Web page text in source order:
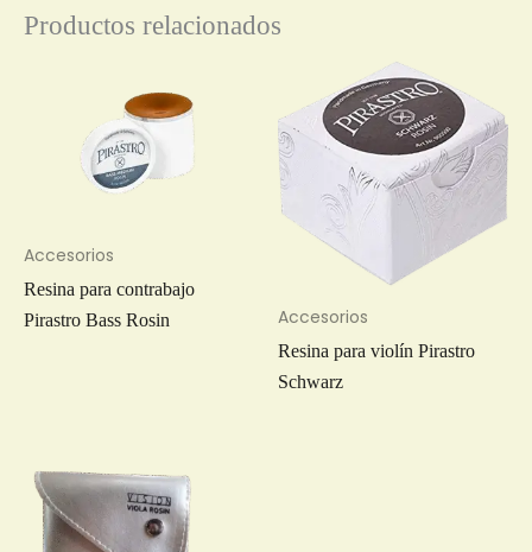
Productos relacionados
Accesorios
Resina para contrabajo
Pirastro Bass Rosin
Accesorios
Resina para violín Pirastro
Schwarz